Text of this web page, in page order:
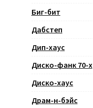
Биг-бит
Дабстеп
Дип-хаус
Диско-фанк 70-х
Диско-хаус
Драм-н-бэйс